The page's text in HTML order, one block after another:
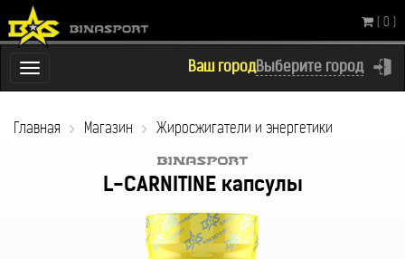
Ваш городВыберите город
( 0 )
Переключатель
навигации
Главная
Магазин Жиросжигатели и энергетики
L-CARNITINE капсулы